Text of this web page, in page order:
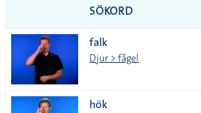
tecken
SÖKORD
falk
Djur > fågel
hök